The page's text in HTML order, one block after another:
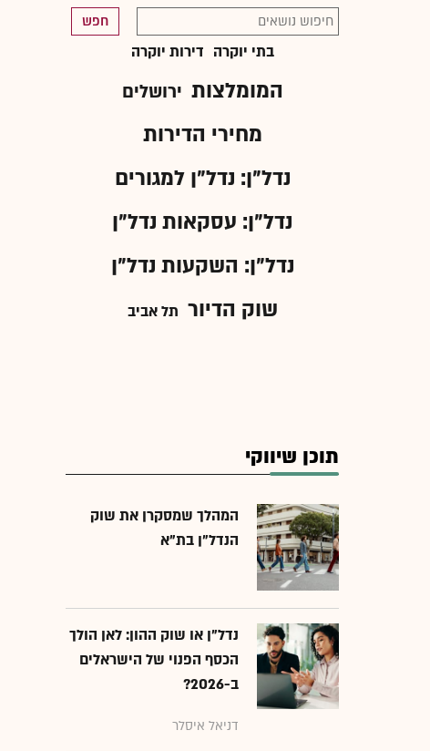
חפש
בתי יוקרה דירות יוקרה
המומלצות ירושלים
מחירי הדירות
נדל"ן: נדל"ן למגורים
נדל"ן: עסקאות נדל"ן
נדל"ן: השקעות נדל"ן
שוק הדיור תל אביב
תוכן שיווקי
המהלך שמסקרן את שוק
הנדל"ן בת"א
נדל"ן או שוק ההון: לאן הולך
הכסף הפנוי של הישראלים
ב-2026?
דניאל איסלר